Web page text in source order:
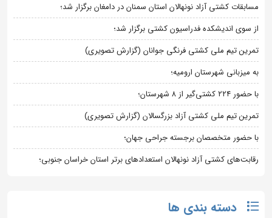
مسابقات کشتی آزاد نونهالان استان سمنان در دامغان برگزار شد؛
از سوی اندیشکده فدراسیون کشتی برگزار شد؛
تمرین تیم ملی کشتی فرنگی جوانان (گزارش تصویری)
به میزبانی شهرستان ارومیه؛
با حضور ۲۲۴ کشتی‌گیر از ۸ شهرستان؛
تمرین تیم ملی کشتی آزاد بزرگسالان (گزارش تصویری)
با حضور متخصصان برجسته جراحی جهان؛
رقابت‌های کشتی آزاد نونهالان استعدادهای برتر استان خراسان جنوبی؛
دسته بندی ها